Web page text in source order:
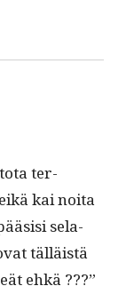
tota ter­
kai noi­ta
sela­
täl­läistä
ehkä ???”